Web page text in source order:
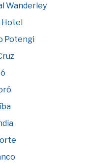
Wanderley
Hotel
Potengi